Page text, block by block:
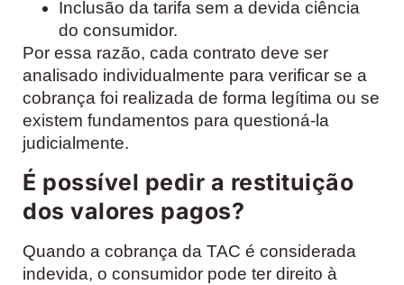
Inclusão da tarifa sem a devida ciência
do consumidor.
Por essa razão, cada contrato deve ser
analisado individualmente para verificar se a
cobrança foi realizada de forma legítima ou se
existem fundamentos para questioná-la
judicialmente.
É possível pedir a restituição
dos valores pagos?
Quando a cobrança da TAC é considerada
indevida, o consumidor pode ter direito à